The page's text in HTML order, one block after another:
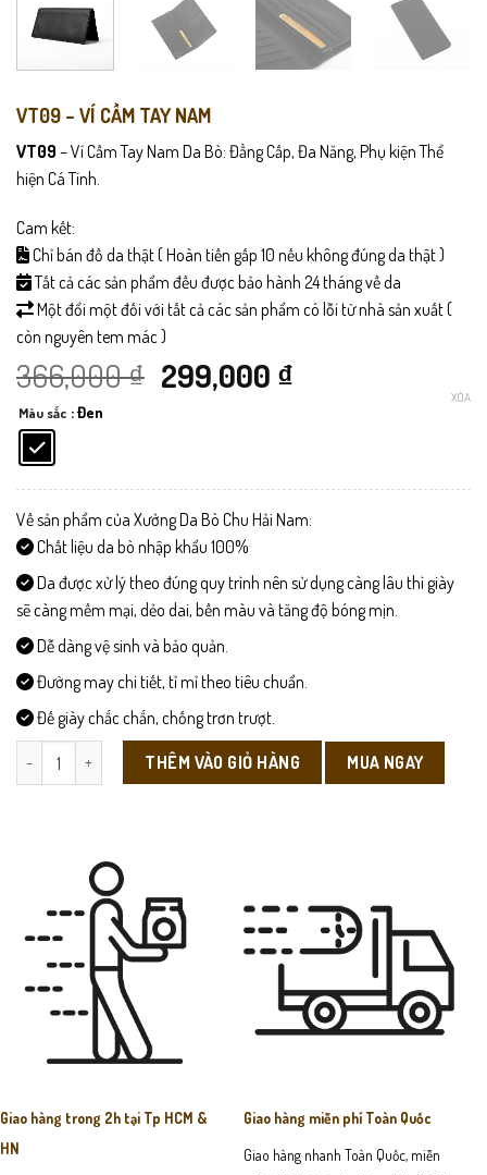
VT09 – VÍ CẦM TAY NAM
VT09 – Ví Cầm Tay Nam Da Bò: Đẳng Cấp, Đa Năng, Phụ kiện Thể
hiện Cá Tính.
Cam kết:
Chỉ bán đồ da thật ( Hoàn tiền gấp 10 nếu không đúng da thật )
Tất cả các sản phẩm đều được bảo hành 24 tháng về da
Một đổi một đối với tất cả các sản phẩm có lỗi từ nhà sản xuất (
còn nguyên tem mác )
366,000₫ Giá
366,000 ₫.
299,000 ₫Giá
là:
299,000 ₫.
Màu sắc : Đen
XÓA
Về sản phẩm của Xưởng Da Bò Chu Hải Nam:
Chất liệu da bò nhập khẩu 100%
Da được xử lý theo đúng quy trình nên sử dụng càng lâu thì giày
sẽ càng mềm mại, dẻo dai, bền màu và tăng độ bóng mịn.
Dễ dàng vệ sinh và bảo quản.
Đường may chi tiết, tỉ mỉ theo tiêu chuẩn.
Đế giày chắc chắn, chống trơn trượt.
VT09 - Ví Cầm Tay Nam số lượng
THÊM VÀO GIỎ HÀNG MUA NGAY
Giao hàng trong 2h tại Tp HCM &
HN
Giao hàng miễn phí Toàn Quốc
Giao hàng nhanh Toàn Quốc, miễn